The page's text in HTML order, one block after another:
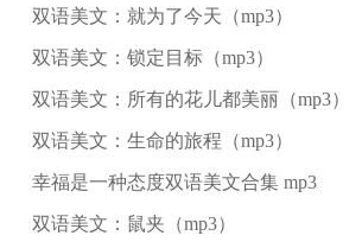
双语美文：就为了今天（mp3）
双语美文：锁定目标（mp3）
双语美文：所有的花儿都美丽（mp3）
双语美文：生命的旅程（mp3）
幸福是一种态度双语美文合集 mp3
双语美文：鼠夹（mp3）